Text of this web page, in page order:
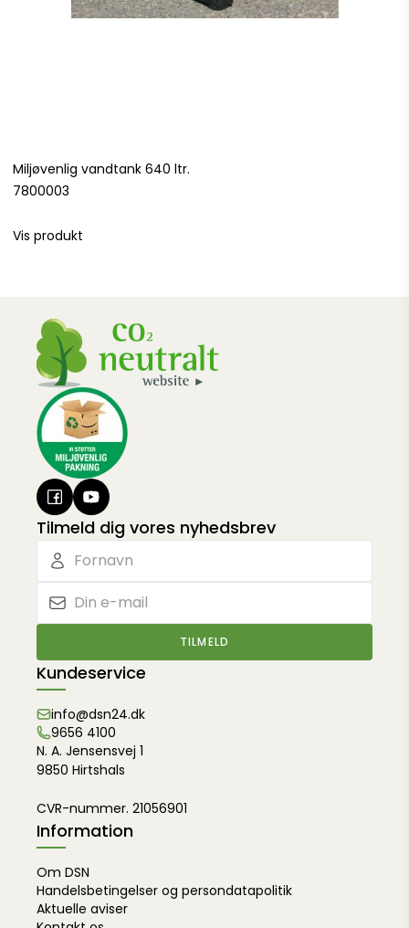
Miljøvenlig vandtank 640 ltr.
7800003
Vis produkt
Tilmeld dig vores nyhedsbrev
TILMELD
Kundeservice
info@dsn24.dk
9656 4100
N. A. Jensensvej 1
9850 Hirtshals
CVR-nummer. 21056901
Information
Om DSN
Handelsbetingelser og persondatapolitik
Aktuelle aviser